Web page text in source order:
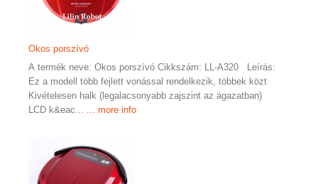
Okos porszívó
A termék neve: Okos porszívó Cikkszám: LL-A320 Leírás:
Ez a modell több fejlett vonással rendelkezik, többek közt
Kivételesen halk (legalacsonyabb zajszint az ágazatban)
LCD k&eac...
... more info